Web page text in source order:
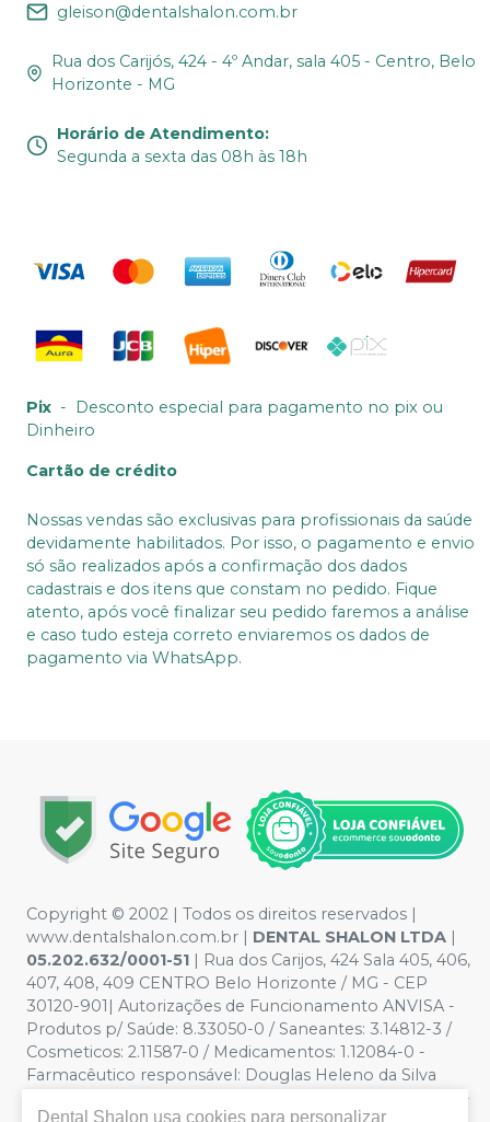
gleison@dentalshalon.com.br
Rua dos Carijós, 424 - 4º Andar, sala 405 - Centro, Belo
Horizonte - MG
Horário de Atendimento:
Segunda a sexta das 08h às 18h
Pix - Desconto especial para pagamento no pix ou
Dinheiro
Cartão de crédito
Nossas vendas são exclusivas para profissionais da saúde
devidamente habilitados. Por isso, o pagamento e envio
só são realizados após a confirmação dos dados
cadastrais e dos itens que constam no pedido. Fique
atento, após você finalizar seu pedido faremos a análise
e caso tudo esteja correto enviaremos os dados de
pagamento via WhatsApp.
Copyright © 2002 | Todos os direitos reservados |
www.dentalshalon.com.br | DENTAL SHALON LTDA |
05.202.632/0001-51 | Rua dos Carijos, 424 Sala 405, 406,
407, 408, 409 CENTRO Belo Horizonte / MG - CEP
30120-901| Autorizações de Funcionamento ANVISA -
Produtos p/ Saúde: 8.33050-0 / Saneantes: 3.14812-3 /
Cosmeticos: 2.11587-0 / Medicamentos: 1.12084-0 -
Farmacêutico responsável: Douglas Heleno da Silva
CRF/MG nº 32.229 | Política de Privacidade e Segurança -
Dental Shalon usa cookies para personalizar